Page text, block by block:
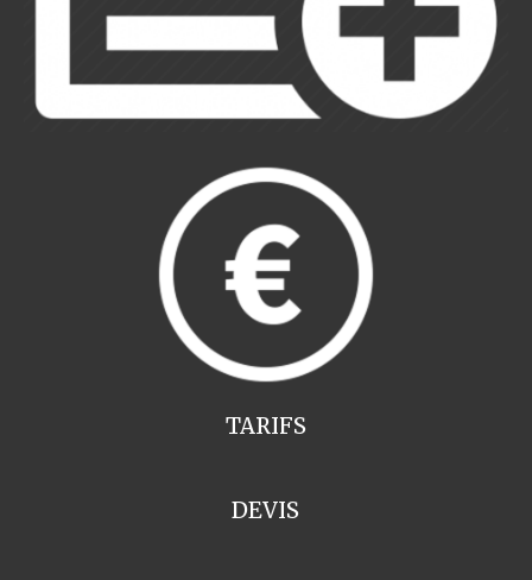
TARIFS
DEVIS